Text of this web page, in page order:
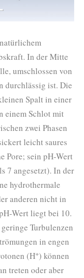
In der Mitte
umschlossen von
durchlässig ist. Die
Spalt in einer
einem Schlot mit
zwei Phasen
leicht saures
Pore; sein pH-Wert
7 angesetzt). In der
hydrothermale
anderen nicht in
Wert liegt bei 10.
Turbulenzen
in engen
(H+) können
treten oder aber